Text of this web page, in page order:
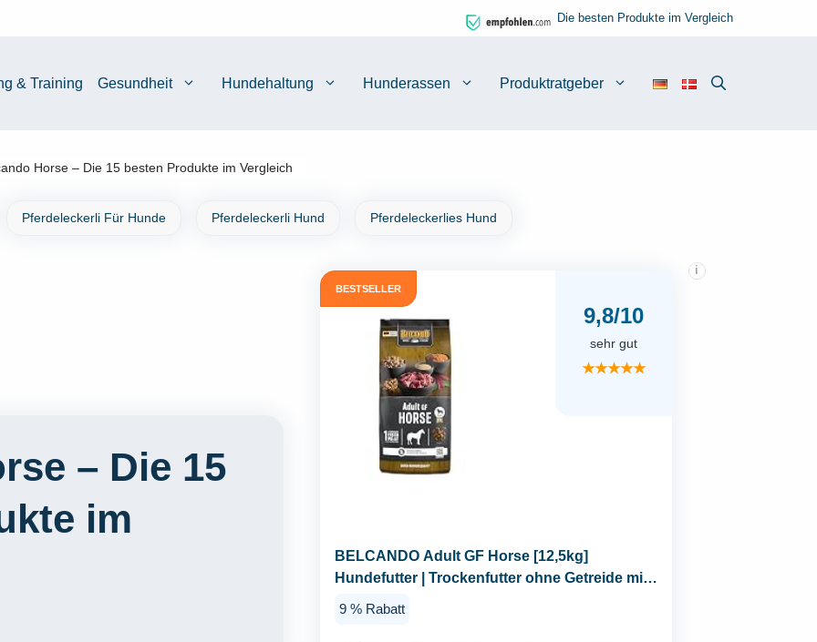
Die besten Produkte im Vergleich
& Training Gesundheit Hundehaltung Hunderassen Produktratgeber
Horse – Die 15 besten Produkte im Vergleich
Pferdeleckerli Für Hunde Pferdeleckerli Hund Pferdeleckerlies Hund
– Die 15
im
BESTSELLER
9,8/10
i
sehr gut
★★★★★
BELCANDO Adult GF Horse [12,5kg]
Hundefutter | Trockenfutter ohne Getreide mit
9 % Rabatt